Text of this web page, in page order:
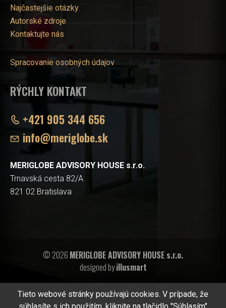
Najčastejšie otázky
Autorské zdroje
Kontaktujte nás
Spracovanie osobných údajov
RÝCHLY KONTAKT
+421 905 344 656
info@meriglobe.sk
MERIGLOBE ADVISORY HOUSE s.r.o.
Trnavská cesta 82/A
821 02 Bratislava
© 2026 MERIGLOBE ADVISORY HOUSE s.r.o.
designed byillusmart
Tieto webové stránky používajú cookies. V prípade, že